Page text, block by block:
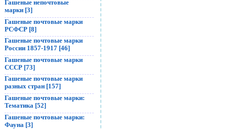
Гашеные непочтовые
марки [3]
Гашеные почтовые марки
РСФСР [8]
Гашеные почтовые марки
России 1857-1917 [46]
Гашеные почтовые марки
СССР [73]
Гашеные почтовые марки
разных стран [157]
Гашеные почтовые марки:
Тематика [52]
Гашеные почтовые марки:
Фауна [3]